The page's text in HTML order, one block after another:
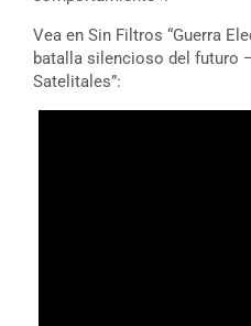
Vea en Sin Filtros “Guerra
batalla silencioso del futuro
Satelitales”: